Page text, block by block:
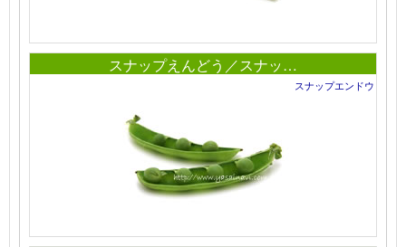
スナップえんどう／スナッ…
スナップエンドウ